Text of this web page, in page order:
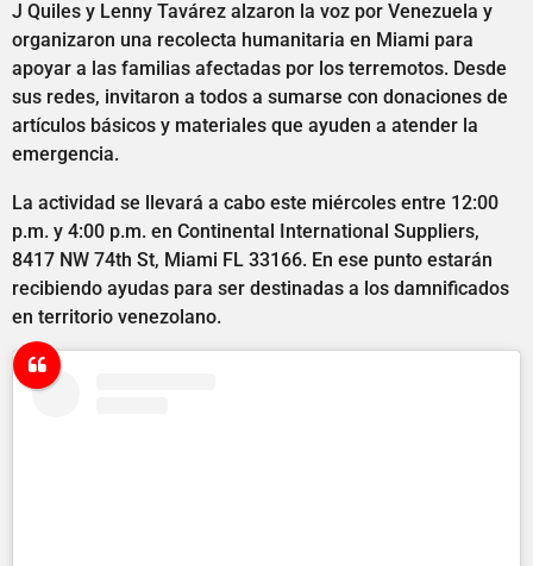
J Quiles y Lenny Tavárez alzaron la voz por Venezuela y
organizaron una recolecta humanitaria en Miami para
apoyar a las familias afectadas por los terremotos. Desde
sus redes, invitaron a todos a sumarse con donaciones de
artículos básicos y materiales que ayuden a atender la
emergencia.
La actividad se llevará a cabo este miércoles entre 12:00
p.m. y 4:00 p.m. en Continental International Suppliers,
8417 NW 74th St, Miami FL 33166. En ese punto estarán
recibiendo ayudas para ser destinadas a los damnificados
en territorio venezolano.